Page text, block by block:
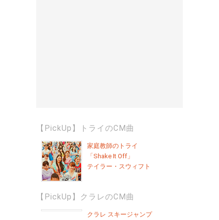
【PickUp】トライのCM曲
家庭教師のトライ
「Shake It Off」
テイラー・スウィフト
【PickUp】クラレのCM曲
クラレ スキージャンプ